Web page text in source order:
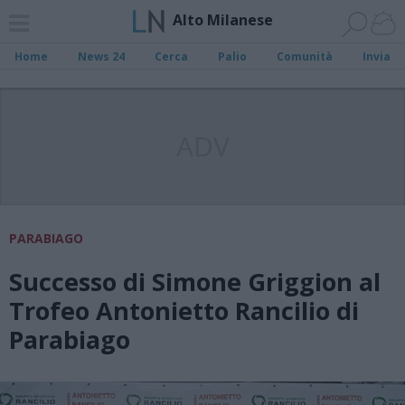
Alto Milanese
Home News 24 Cerca Palio Comunità Invia
PARABIAGO
Successo di Simone Griggion al
Trofeo Antonietto Rancilio di
Parabiago